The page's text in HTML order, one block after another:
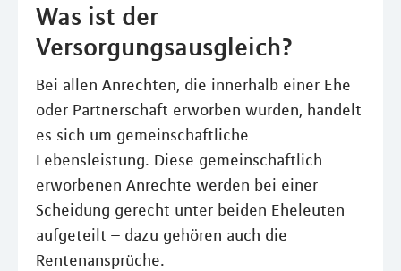
Was ist der
Versorgungsausgleich?
Bei allen Anrechten, die innerhalb einer Ehe
oder Partnerschaft erworben wurden, handelt
es sich um gemeinschaftliche
Lebensleistung. Diese gemeinschaftlich
erworbenen Anrechte werden bei einer
Scheidung gerecht unter beiden Eheleuten
aufgeteilt – dazu gehören auch die
Rentenansprüche.